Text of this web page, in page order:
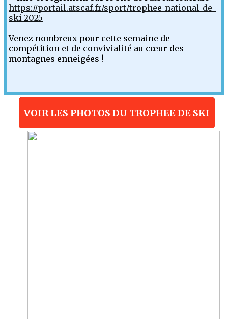
https://portail.atscaf.fr/sport/trophee-national-de-
ski-2025
Venez nombreux pour cette semaine de
compétition et de convivialité au cœur des
montagnes enneigées !
VOIR LES PHOTOS DU TROPHEE DE SKI